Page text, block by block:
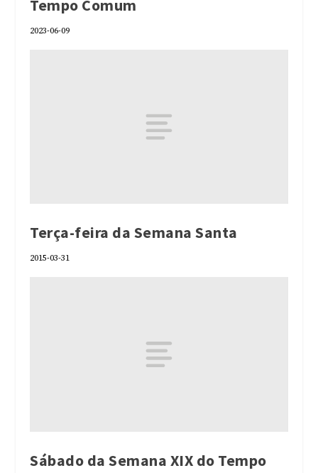
Tempo Comum
2023-06-09
Terça-feira da Semana Santa
2015-03-31
Sábado da Semana XIX do Tempo